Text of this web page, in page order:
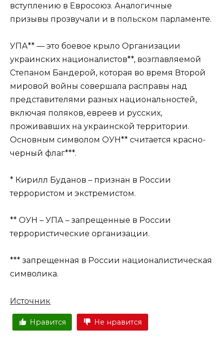
вступлению в Евросоюз. Аналогичные
призывы прозвучали и в польском парламенте.
УПА** — это боевое крыло Организации
украинских националистов**, возглавляемой
Степаном Бандерой, которая во время Второй
мировой войны совершала расправы над
представителями разных национальностей,
включая поляков, евреев и русских,
проживавших на украинской территории.
Основным символом ОУН** считается красно-
черный флаг***.
* Кирилл Буданов – признан в России
террористом и экстремистом.
** ОУН – УПА – запрещенные в России
террористические организации.
*** запрещенная в России националистическая
символика.
Источник
Нравится Не нравится